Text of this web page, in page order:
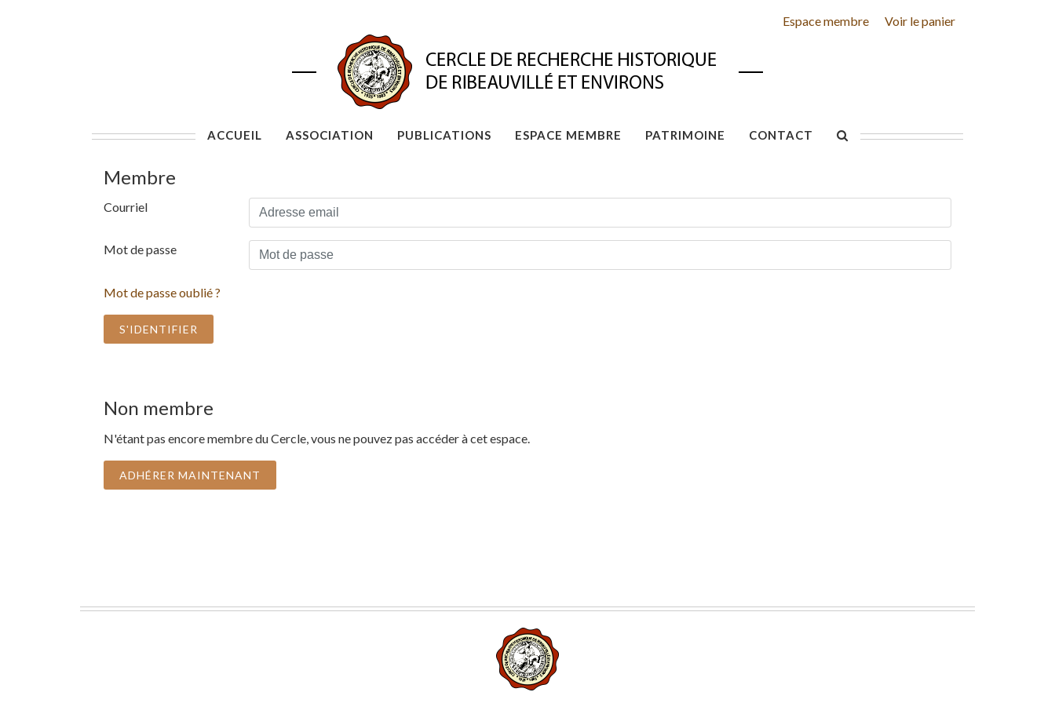
Espace membre Voir le panier
ACCUEIL ASSOCIATION PUBLICATIONS ESPACE MEMBRE PATRIMOINE CONTACT
Membre
Courriel
Mot de passe
Mot de passe oublié ?
Non membre
N'étant pas encore membre du Cercle, vous ne pouvez pas accéder à cet espace.
ADHÉRER MAINTENANT